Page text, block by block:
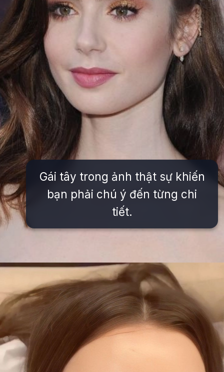
Gái tây trong ảnh thật sự khiến
bạn phải chú ý đến từng chi
tiết.
https://issiloo.edu.vn/gai-tay-xinh